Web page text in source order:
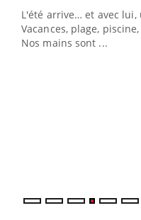
L'été arrive… et avec lui,
Vacances, plage,
Nos mains sont ...